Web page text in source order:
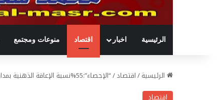
الرئيسية اخبار اقتصاد منوعات ومجتمع
الرئيسية/اقتصاد/“الإحصاء”:55%نسبة الإعاقة الذهنية بمدارس التربية الخاصة عام2012/2013
اقتصاد